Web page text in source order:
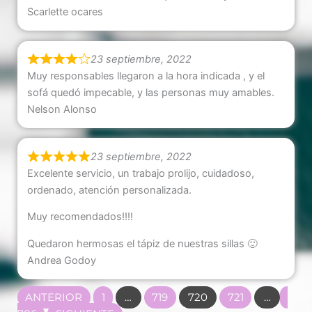
Scarlette ocares
23 septiembre, 2022
Muy responsables llegaron a la hora indicada , y el
sofá quedó impecable, y las personas muy amables.
Nelson Alonso
23 septiembre, 2022
Excelente servicio, un trabajo prolijo, cuidadoso,
ordenado, atención personalizada.
Muy recomendados!!!!
Quedaron hermosas el tápiz de nuestras sillas 🙂
Andrea Godoy
Navegación
ANTERIOR PÁGINA
1 … PÁGINA
719 PÁGINA
720 PÁGINA
721 …